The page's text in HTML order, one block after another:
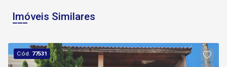
Imóveis Similares
Cód. 77531